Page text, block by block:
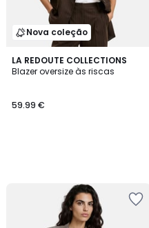
Nova coleção
LA REDOUTE COLLECTIONS
Blazer oversize às riscas
59.99 €